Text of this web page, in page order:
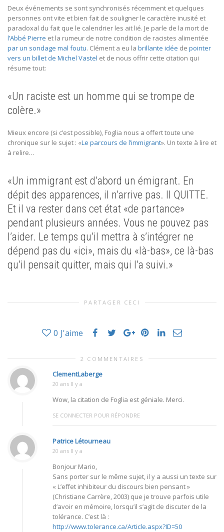
Deux événements se sont synchronisés récemment et quelques
personnes ont vite et bien fait de souligner le caractère inusité et
paradoxal du fait que le calendrier les ait lié. Je parle de la mort de
l’Abbé Pierre et la rumeur de notre condition de racistes alimentée
par un sondage mal foutu. Clément a eu la brillante idée de pointer
vers un billet de Michel Vastel et de nous offrir cette citation qui
résume tout:
«Un raciste est un homme qui se trompe de
colère.»
Mieux encore (si c’est possible), Foglia nous a offert toute une
chronique sur le sujet : «Le parcours de l’immigrant». Un texte à lire et
à relire…
«Un immigrant est d’abord un émigrant. En
dépit des apparences, il n’arrive pas. Il QUITTE.
Et il va rester dans cet état «de partance»
pendant plusieurs années. Vous ne pouvez pas
l’aider. Le temps qu’il mettra à s’intégrer ne
dépend pas du «ici», mais du «là-bas», ce là-bas
qu’il pensait quitter, mais qui l’a suivi.»
PARTAGER CECI
0 J'aime
2 COMMENTAIRES
ClementLaberge
20 ans Il y a
Wow, la citation de Foglia est géniale. Merci.
SE CONNECTER POUR RÉPONDRE
Patrice Létourneau
20 ans Il y a
Bonjour Mario,
Sans porter sur le même sujet, il y a aussi un texte sur
« L’effet inhibiteur du discours bien pensant »
(Christiane Carrère, 2003) que je trouve parfois utile
d’avoir en mémoire, lorsqu’il s’agit de discuter de la
tolérance. C’est là :
http://www.tolerance.ca/Article.aspx?ID=50